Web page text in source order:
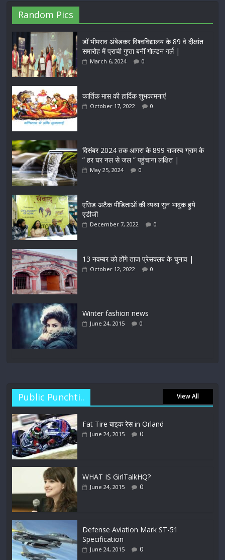
Random Pics
डॉ भीमराव अंबेडकर विश्वविद्यालय के 89 वे दीक्षांत
समारोह में प्राची गुप्ता बनीं गोल्डन गर्ल |
March 6, 2024 0
कार्तिक मास की हार्दिक शुभकामनाएं
October 17, 2022 0
दिसंबर 2024 तक आगरा के 899 राजस्व ग्राम के
” हर घर नल से जल ” पहुंचाना लक्षित |
May 25, 2024 0
एसिड अटैक पीडिताओं की व्यथा सुन भावुक हुये
एडीजी
December 7, 2022 0
13 नवम्बर को होंगे ताज प्रेसक्लब के चुनाव |
October 12, 2022 0
Winter fashion news
June 24, 2015 0
Public Punchti.. View All
Fat Tire बाइक रेस in Orland
June 24, 2015 0
WHAT IS GirlTalkHQ?
June 24, 2015 0
Defense Aviation Mark ST-51
Specification
June 24, 2015 0